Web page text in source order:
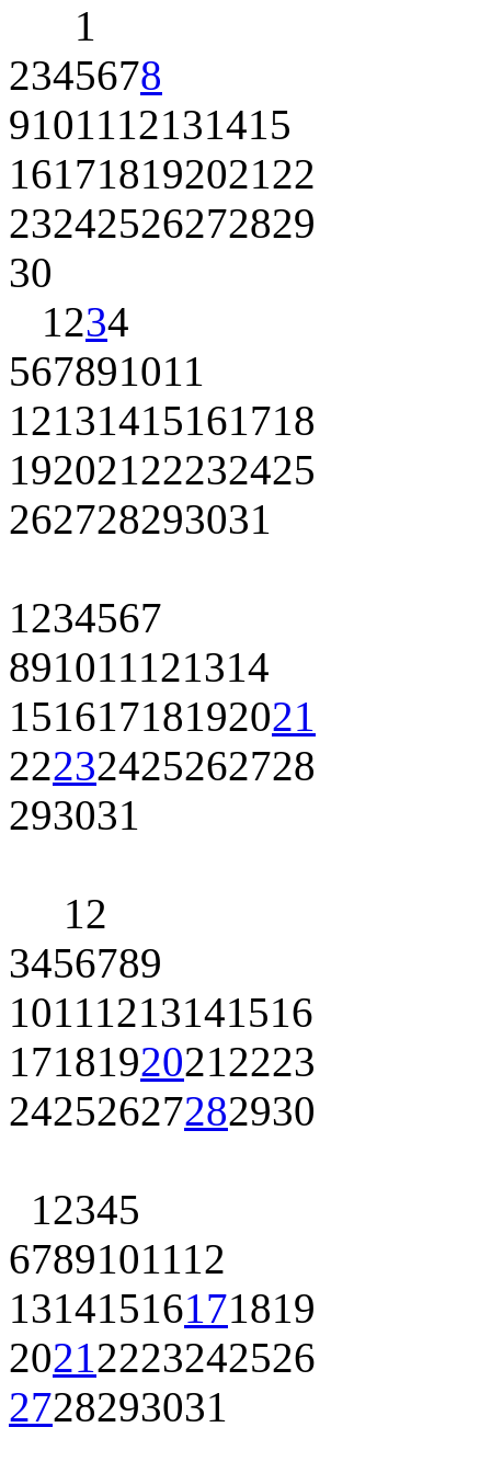
1
2345678
9101112131415
16171819202122
23242526272829
30
1234
567891011
12131415161718
19202122232425
262728293031
1234567
891011121314
15161718192021
22232425262728
293031
12
3456789
10111213141516
17181920212223
24252627282930
12345
6789101112
13141516171819
20212223242526
2728293031